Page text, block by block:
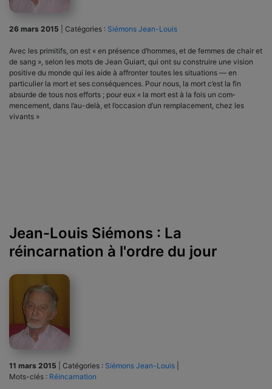
26 mars 2015 Catégories : Siémons Jean-Louis
Avec les primitifs, on est « en présence d’hommes, et de femmes de chair et
de sang », selon les mots de Jean Guiart, qui ont su construire une vision
positive du monde qui les aide à affronter toutes les situations — en
particulier la mort et ses conséquences. Pour nous, la mort c’est la fin
absurde de tous nos efforts ; pour eux « la mort est à la fois un com­
mencement, dans l’au-delà, et l’occasion d’un remplacement, chez les
vivants »
Jean-Louis Siémons : La
réincarnation à l'ordre du jour
11 mars 2015 Catégories : Siémons Jean-Louis
Mots-clés : Réincarnation